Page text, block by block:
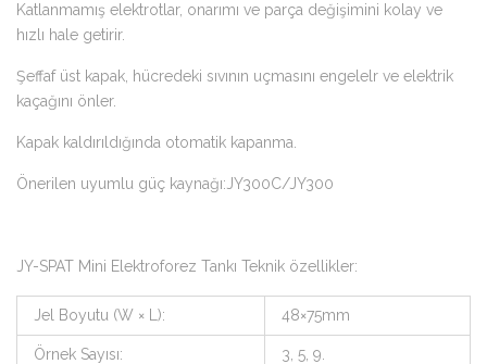
Katlanmamış elektrotlar, onarımı ve parça değişimini kolay ve
hızlı hale getirir.
Şeffaf üst kapak, hücredeki sıvının uçmasını engelelr ve elektrik
kaçağını önler.
Kapak kaldırıldığında otomatik kapanma.
Önerilen uyumlu güç kaynağı:JY300C/JY300
JY-SPAT Mini Elektroforez Tankı Teknik özellikler:
Jel Boyutu (W × L): 48×75mm
Örnek Sayısı: 3, 5, 9.